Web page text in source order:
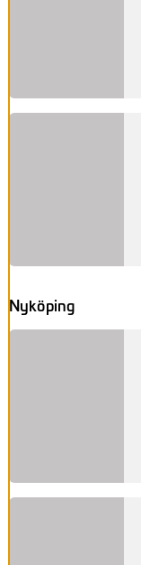
Nyköping